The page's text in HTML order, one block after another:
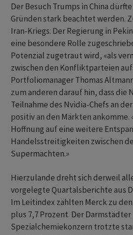
Der Besuch Trumps in China
Gründen stark beachtet werden.
Iran-Kriegs: Der Regierung in
eine besondere Rolle
Potenzial zugetraut wird, «als
zwischen den Konfliktparteien
Portfoliomanager Thomas
zum anderen darauf hin, dass die
Teilnahme des Nvidia-Chefs an
positiv an den Märkten ankomme.
Hoffnung auf eine weitere
Handelsstreitigkeiten zwischen
Supermächten.»
Hierzulande dreht sich derweil
vorgelegte Quartalsberichte aus
Im Leitindex zählten Merck zu
plus 7,7 Prozent. Der Darmstädter
Spezialchemiekonzern trotzte